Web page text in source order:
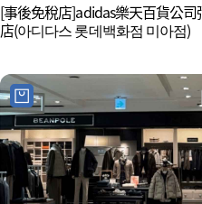
[事後免稅店]adidas樂天百貨公司
店(아디다스 롯데백화점 미아점)